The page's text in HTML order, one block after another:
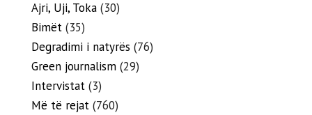
Ajri, Uji, Toka (30)
Bimët (35)
Degradimi i natyrës (76)
Green journalism (29)
Intervistat (3)
Më të rejat (760)